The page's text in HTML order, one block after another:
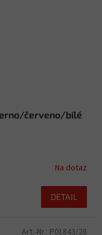
červeno/bílé
Na dotaz
DETAIL
Art.-Nr.: P01843/28